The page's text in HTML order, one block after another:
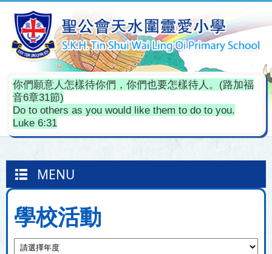
你們願意人怎樣待你們，你們也要怎樣待人。(路加福
音6章31節)
Do to others as you would like them to do to you.
Luke 6:31
MENU
學校活動